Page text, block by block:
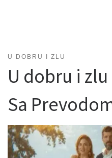
U DOBRU I ZLU
U dobru i
Sa